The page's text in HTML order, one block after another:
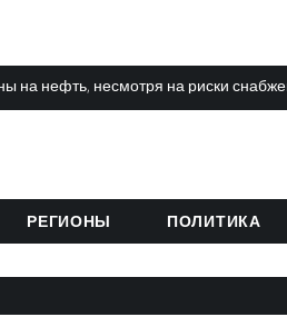
на нефть, несмотря на риски
РЕГИОНЫ ПОЛИТИКА